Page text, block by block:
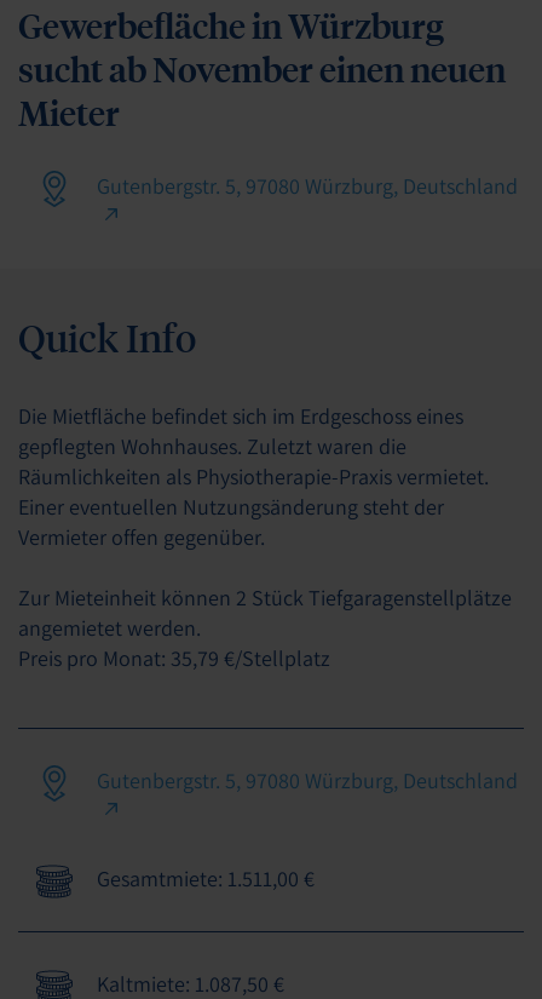
Gewerbefläche in Würzburg
sucht ab November einen neuen
Mieter
Gutenbergstr. 5, 97080 Würzburg, Deutschland
Quick Info
Die Mietfläche befindet sich im Erdgeschoss eines
gepflegten Wohnhauses. Zuletzt waren die
Räumlichkeiten als Physiotherapie-Praxis vermietet.
Einer eventuellen Nutzungsänderung steht der
Vermieter offen gegenüber.
Zur Mieteinheit können 2 Stück Tiefgaragenstellplätze
angemietet werden.
Preis pro Monat: 35,79 €/Stellplatz
Gutenbergstr. 5, 97080 Würzburg, Deutschland
Gesamtmiete: 1.511,00 €
Kaltmiete: 1.087,50 €